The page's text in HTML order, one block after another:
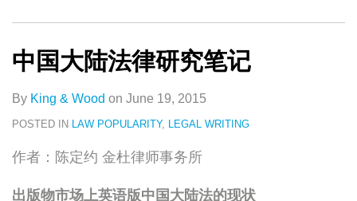
中国大陆法律研究笔记
By King & Wood on June 19, 2015
POSTED IN LAW POPULARITY, LEGAL WRITING
作者：陈定约 金杜律师事务所
出版物市场上英语版中国大陆法的现状
研
笔
记